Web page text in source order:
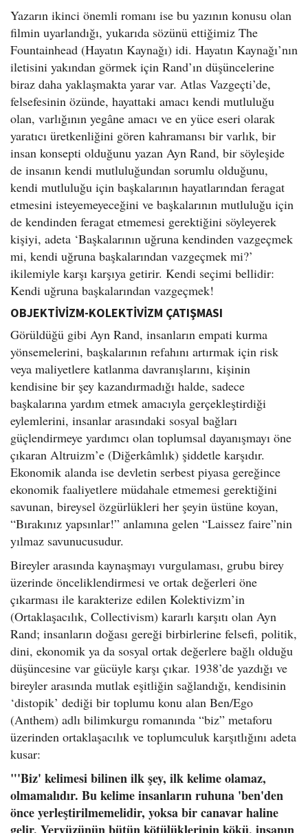
Yazarın ikinci önemli romanı ise bu yazının konusu olan
filmin uyarlandığı, yukarıda sözünü ettiğimiz The
Fountainhead (Hayatın Kaynağı) idi. Hayatın Kaynağı’nın
iletisini yakından görmek için Rand’ın düşüncelerine
biraz daha yaklaşmakta yarar var. Atlas Vazgeçti’de,
felsefesinin özünde, hayattaki amacı kendi mutluluğu
olan, varlığının yegâne amacı ve en yüce eseri olarak
yaratıcı üretkenliğini gören kahramansı bir varlık, bir
insan konsepti olduğunu yazan Ayn Rand, bir söyleşide
de insanın kendi mutluluğundan sorumlu olduğunu,
kendi mutluluğu için başkalarının hayatlarından feragat
etmesini isteyemeyeceğini ve başkalarının mutluluğu için
de kendinden feragat etmemesi gerektiğini söyleyerek
kişiyi, adeta ‘Başkalarının uğruna kendinden vazgeçmek
mi, kendi uğruna başkalarından vazgeçmek mi?’
ikilemiyle karşı karşıya getirir. Kendi seçimi bellidir:
Kendi uğruna başkalarından vazgeçmek!
OBJEKTİVİZM-KOLEKTİVİZM ÇATIŞMASI
Görüldüğü gibi Ayn Rand, insanların empati kurma
yönsemelerini, başkalarının refahını artırmak için risk
veya maliyetlere katlanma davranışlarını, kişinin
kendisine bir şey kazandırmadığı halde, sadece
başkalarına yardım etmek amacıyla gerçekleştirdiği
eylemlerini, insanlar arasındaki sosyal bağları
güçlendirmeye yardımcı olan toplumsal dayanışmayı öne
çıkaran Altruizm’e (Diğerkâmlık) şiddetle karşıdır.
Ekonomik alanda ise devletin serbest piyasa gereğince
ekonomik faaliyetlere müdahale etmemesi gerektiğini
savunan, bireysel özgürlükleri her şeyin üstüne koyan,
“Bırakınız yapsınlar!” anlamına gelen “Laissez faire”nin
yılmaz savunucusudur.
Bireyler arasında kaynaşmayı vurgulaması, grubu birey
üzerinde önceliklendirmesi ve ortak değerleri öne
çıkarması ile karakterize edilen Kolektivizm’in
(Ortaklaşacılık, Collectivism) kararlı karşıtı olan Ayn
Rand; insanların doğası gereği birbirlerine felsefi, politik,
dini, ekonomik ya da sosyal ortak değerlere bağlı olduğu
düşüncesine var gücüyle karşı çıkar. 1938’de yazdığı ve
bireyler arasında mutlak eşitliğin sağlandığı, kendisinin
‘distopik’ dediği bir toplumu konu alan Ben/Ego
(Anthem) adlı bilimkurgu romanında “biz” metaforu
üzerinden ortaklaşacılık ve toplumculuk karşıtlığını adeta
kusar:
"'Biz' kelimesi bilinen ilk şey, ilk kelime olamaz,
olmamalıdır. Bu kelime insanların ruhuna 'ben'den
önce yerleştirilmemelidir, yoksa bir canavar haline